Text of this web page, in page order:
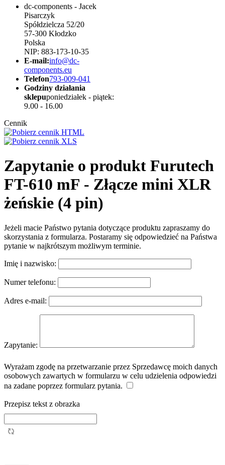
dc-components - Jacek
Pisarczyk
Spółdzielcza 52/20
57-300 Kłodzko
Polska
NIP: 883-173-10-35
E-mail:info@dc-
components.eu
Telefon793-009-041
Godziny działania
sklepuponiedziałek - piątek:
9.00 - 16.00
Cennik
Zapytanie o produkt Furutech
FT-610 mF - Złącze mini XLR
żeńskie (4 pin)
Jeżeli macie Państwo pytania dotyczące produktu zapraszamy do
skorzystania z formularza. Postaramy się odpowiedzieć na Państwa
pytanie w najkrótszym możliwym terminie.
Imię i nazwisko:
Numer telefonu:
Adres e-mail:
Zapytanie:
Wyrażam zgodę na przetwarzanie przez Sprzedawcę moich danych
osobowych zawartych w formularzu w celu udzielenia odpowiedzi
na zadane poprzez formularz pytania.
Przepisz tekst z obrazka